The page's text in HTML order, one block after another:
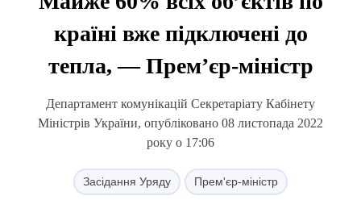
країні вже підключені до
тепла, — Прем’єр-міністр
Департамент комунікацій Секретаріату Кабінету
Міністрів України, опубліковано 08 листопада 2022
року о 17:06
Засідання Уряду Прем'єр-міністр